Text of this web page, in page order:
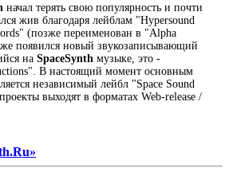
начал терять свою популярность и почти
жив благодаря лейблам "Hypersound
(позже переименован в "Alpha
появился новый звукозаписывающий
на SpaceSynth музыке, это -
В настоящий момент основным
независимый лейбл "Space Sound
выходят в форматах Web-release /